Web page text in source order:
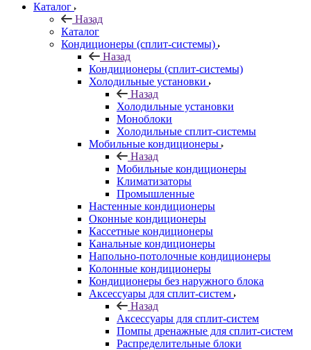
Каталог
Назад
Каталог
Кондиционеры (сплит-системы)
Назад
Кондиционеры (сплит-системы)
Холодильные установки
Назад
Холодильные установки
Моноблоки
Холодильные сплит-системы
Мобильные кондиционеры
Назад
Мобильные кондиционеры
Климатизаторы
Промышленные
Настенные кондиционеры
Оконные кондиционеры
Кассетные кондиционеры
Канальные кондиционеры
Напольно-потолочные кондиционеры
Колонные кондиционеры
Кондиционеры без наружного блока
Аксессуары для сплит-систем
Назад
Аксессуары для сплит-систем
Помпы дренажные для сплит-систем
Распределительные блоки